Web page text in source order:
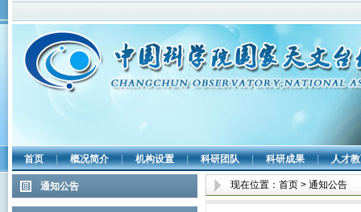
首页 | 概况简介 | 机构设置 | 科研团队 | 科研成果 | 人才
通知公告 现在位置： 首页 > 通知公告